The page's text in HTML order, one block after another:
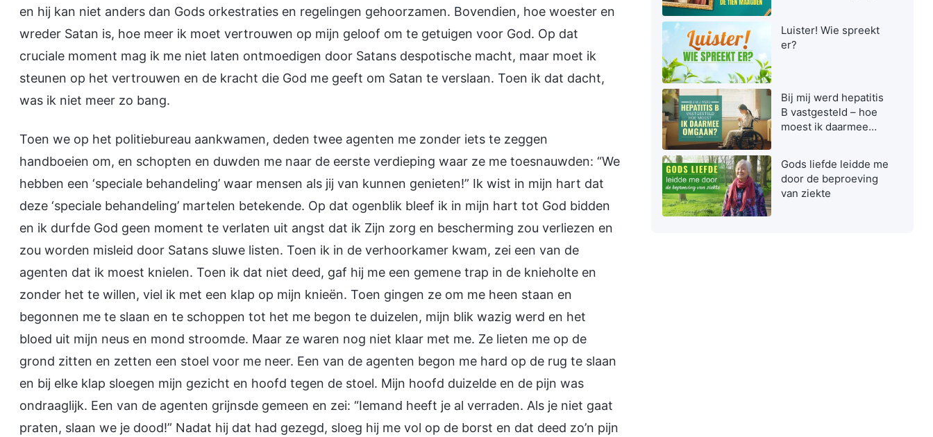
en hij kan niet anders dan Gods orkestraties en regelingen gehoorzamen. Bovendien, hoe woester en
wreder Satan is, hoe meer ik moet vertrouwen op mijn geloof om te getuigen voor God. Op dat
cruciale moment mag ik me niet laten ontmoedigen door Satans despotische macht, maar moet ik
steunen op het vertrouwen en de kracht die God me geeft om Satan te verslaan. Toen ik dat dacht,
was ik niet meer zo bang.
Toen we op het politiebureau aankwamen, deden twee agenten me zonder iets te zeggen
handboeien om, en schopten en duwden me naar de eerste verdieping waar ze me toesnauwden: “We
hebben een ‘speciale behandeling’ waar mensen als jij van kunnen genieten!” Ik wist in mijn hart dat
deze ‘speciale behandeling’ martelen betekende. Op dat ogenblik bleef ik in mijn hart tot God bidden
en ik durfde God geen moment te verlaten uit angst dat ik Zijn zorg en bescherming zou verliezen en
zou worden misleid door Satans sluwe listen. Toen ik in de verhoorkamer kwam, zei een van de
agenten dat ik moest knielen. Toen ik dat niet deed, gaf hij me een gemene trap in de knieholte en
zonder het te willen, viel ik met een klap op mijn knieën. Toen gingen ze om me heen staan en
begonnen me te slaan en te schoppen tot het me begon te duizelen, mijn blik wazig werd en het
bloed uit mijn neus en mond stroomde. Maar ze waren nog niet klaar met me. Ze lieten me op de
grond zitten en zetten een stoel voor me neer. Een van de agenten begon me hard op de rug te slaan
en bij elke klap sloegen mijn gezicht en hoofd tegen de stoel. Mijn hoofd duizelde en de pijn was
ondraaglijk. Een van de agenten grijnsde gemeen en zei: “Iemand heeft je al verraden. Als je niet gaat
praten, slaan we je dood!” Nadat hij dat had gezegd, sloeg hij me vol op de borst en dat deed zo’n pijn
Heer
Luister! Wie spreekt
er?
Bij mij werd hepatitis
B vastgesteld – hoe
moest ik daarmee
Gods liefde leidde me
door de beproeving
van ziekte